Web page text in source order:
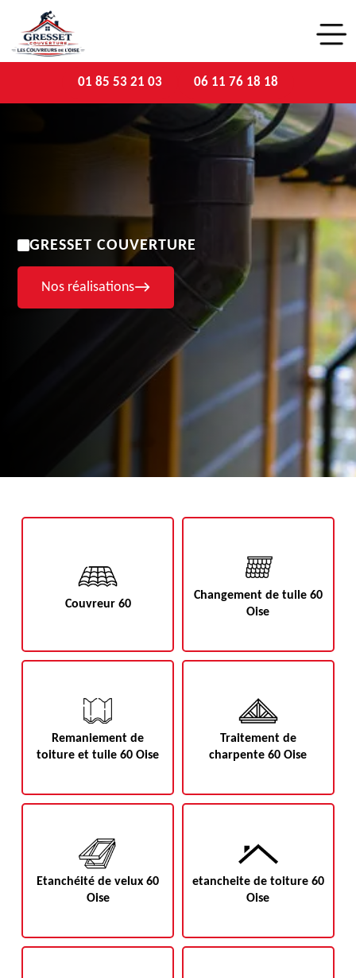
01 85 53 21 03 06 11 76 18 18
GRESSET COUVERTURE
Nos réalisations
Couvreur 60
Changement de tuile 60
Oise
Remaniement de
toiture et tuile 60 Oise
Traitement de
charpente 60 Oise
Etanchéité de velux 60
Oise
etancheite de toiture 60
Oise